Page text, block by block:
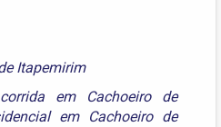
Itapemirim
em Cachoeiro de
em Cachoeiro de